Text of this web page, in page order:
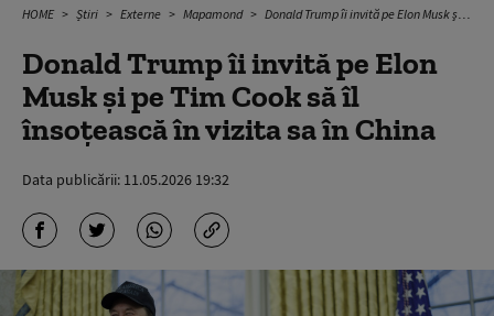
HOME Știri Externe Mapamond Donald Trump îi invită pe Elon Musk şi pe Tim Cook să îl însoţească în vizita sa în China
Donald Trump îi invită pe Elon
Musk şi pe Tim Cook să îl
însoţească în vizita sa în China
Data publicării: 11.05.2026 19:32